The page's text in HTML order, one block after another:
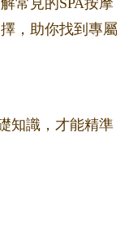
常見的SPA按摩
，助你找到專屬
知識，才能精準